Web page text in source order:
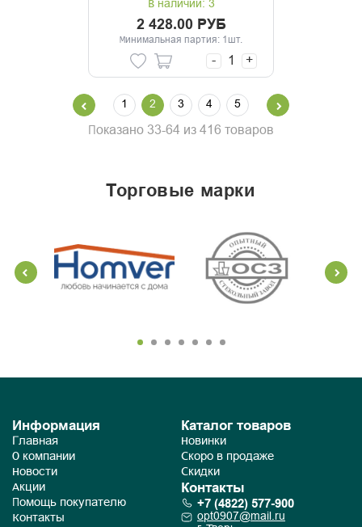
В наличии: 3
2 428.00 РУБ
Минимальная партия: 1шт.
- +
1 2 3 4 5
Показано 33-64 из 416 товаров
торговые марки
Информация
Главная
О компании
Новости
Акции
Помощь покупателю
Контакты
Каталог товаров
Новинки
Скоро в продаже
Скидки
Контакты
+7 (4822) 577-900
opt0907@mail.ru